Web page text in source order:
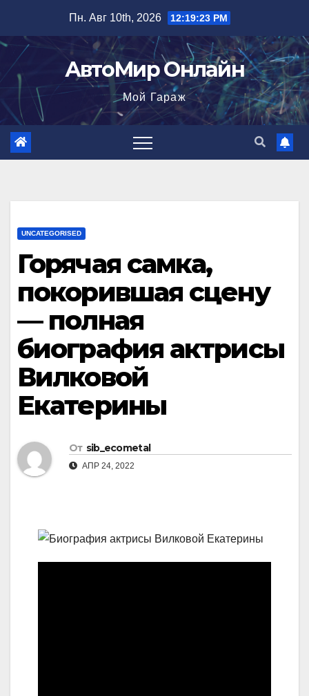
содержимому
Пн. Авг 10th, 2026 12:19:24 PM
АвтоМир Онлайн
Мой Гараж
UNCATEGORISED
Горячая самка,
покорившая сцену
— полная
биография актрисы
Вилковой
Екатерины
От sib_ecometal
АПР 24, 2022